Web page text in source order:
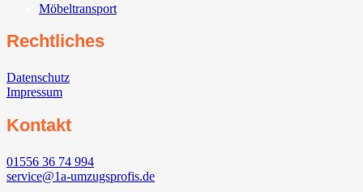
Möbeltransport
Rechtliches
Datenschutz
Impressum
Kontakt
01556 36 74 994
service@1a-umzugsprofis.de